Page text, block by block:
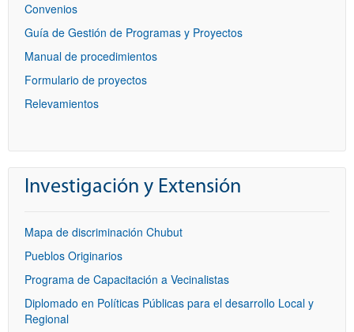
Convenios
Guía de Gestión de Programas y Proyectos
Manual de procedimientos
Formulario de proyectos
Relevamientos
Investigación y Extensión
Mapa de discriminación Chubut
Pueblos Originarios
Programa de Capacitación a Vecinalistas
Diplomado en Políticas Públicas para el desarrollo Local y
Regional